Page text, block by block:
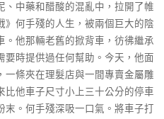
、中藥和醋酸的混亂中，拉開了帷
》何手殘的人生，被兩個巨大的陰
。他那輛老舊的掀背車，彷彿繼承
要時提供過任何幫助。今天，他面
一條夾在理髮店與一間專賣金屬雕
比他車子尺寸小上三十公分的停車
末。何手殘深吸一口氣。將車子打